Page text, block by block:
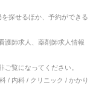
探せるほか、予約ができる
護師求人、薬剤師求人情報
覧になってください。
/ 内科 / クリニック / かかり